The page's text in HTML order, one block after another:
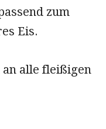
zum
Eis.
alle fleißigen